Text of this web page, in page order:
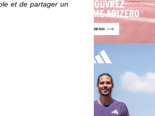
et de partager un